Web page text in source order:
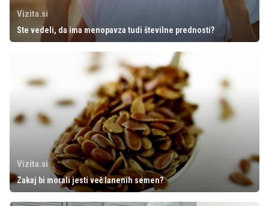
Vizita.si
Ste vedeli, da ima menopavza tudi številne prednosti?
Vizita.si
Zakaj bi morali jesti več lanenih semen?